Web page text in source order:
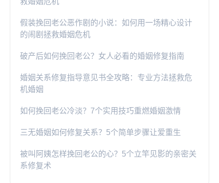
假装挽回老公恶作剧的小说：如何用一场精心设计
的闹剧拯救婚姻危机
破产后如何挽回老公？女人必看的婚姻修复指南
婚姻关系修复指导意见书全攻略：专业方法拯救危
机婚姻
如何挽回老公冷淡？7个实用技巧重燃婚姻激情
三无婚姻如何修复关系？5个简单步骤让爱重生
被叫阿姨怎样挽回老公的心？5个立竿见影的亲密关
系修复术